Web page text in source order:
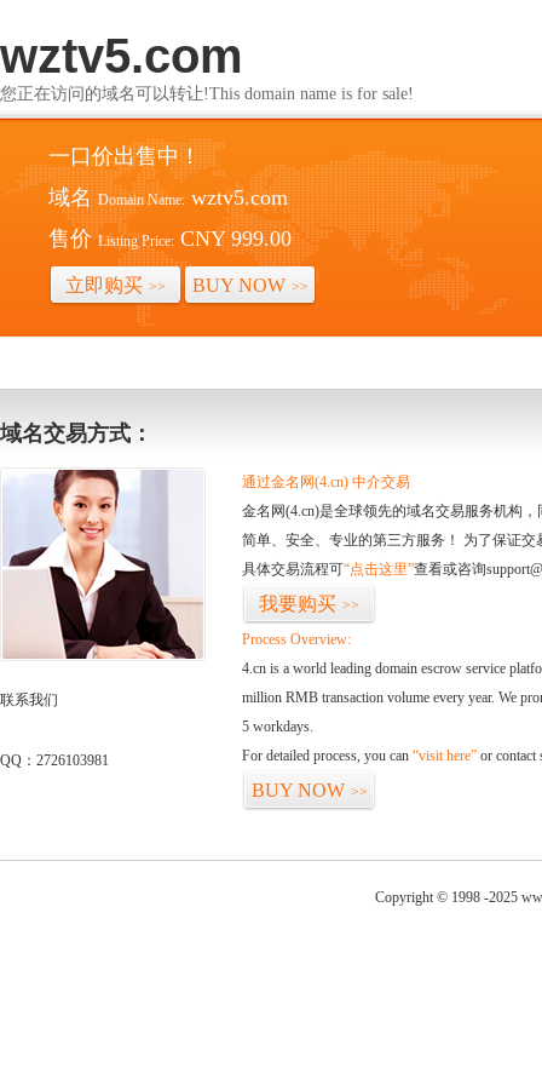
wztv5.com
您正在访问的域名可以转让!This domain name is for sale!
一口价出售中！
域名 Domain Name: wztv5.com
售价 Listing Price: CNY 999.00
立即购买 >> BUY NOW >>
域名交易方式：
联系我们
QQ：2726103981
通过金名网(4.cn) 中介交易
金名网(4.cn)是全球领先的域名交易服务机构
简单、安全、专业的第三方服务！ 为了保证
具体交易流程可“点击这里”查看或咨询
我要购买 >>
Process Overview:
4.cn is a world leading domain escrow service
million RMB transaction volume every year. We
5 workdays.
For detailed process, you can “visit here” or contact
BUY NOW >>
Copyright © 1998 -2025